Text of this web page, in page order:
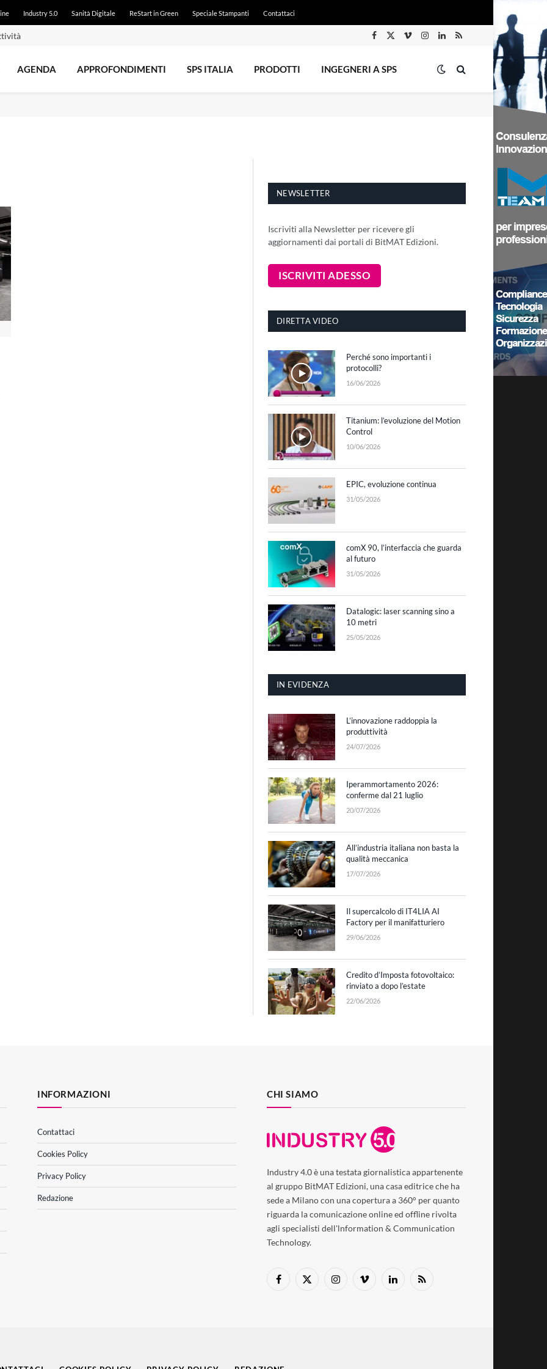
Industry 5.0 Sanità Digitale ReStart in Green Speciale Stampanti Contattaci
Facebook
X
VimeoInstagram
LinkedIn
RSS
AGENDA APPROFONDIMENTI SPS ITALIA PRODOTTI INGEGNERI A SPS
NEWSLETTER
Iscriviti alla Newsletter per ricevere gli
aggiornamenti dai portali di BitMAT Edizioni.
DIRETTA VIDEO
Perché sono importanti i
protocolli?
16/06/2026
Titanium: l’evoluzione del Motion
Control
10/06/2026
EPIC, evoluzione continua
31/05/2026
comX 90, l’interfaccia che guarda
al futuro
31/05/2026
Datalogic: laser scanning sino a
10 metri
25/05/2026
IN EVIDENZA
L’innovazione raddoppia la
produttività
24/07/2026
Iperammortamento 2026:
conferme dal 21 luglio
20/07/2026
All’industria italiana non basta la
qualità meccanica
17/07/2026
Il supercalcolo di IT4LIA AI
Factory per il manifatturiero
29/06/2026
Credito d’Imposta fotovoltaico:
rinviato a dopo l’estate
22/06/2026
INFORMAZIONI
Contattaci
Cookies Policy
Privacy Policy
Redazione
CHI SIAMO
Industry 4.0 è una testata giornalistica appartenente
al gruppo BitMAT Edizioni, una casa editrice che ha
sede a Milano con una copertura a 360° per quanto
riguarda la comunicazione online ed offline rivolta
agli specialisti dell'lnformation & Communication
Technology.
Facebook
X
InstagramVimeo LinkedInRSS